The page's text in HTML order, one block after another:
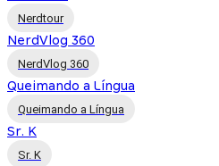
Nerdtour
NerdVlog 360
NerdVlog 360
Queimando a Língua
Queimando a Língua
Sr. K
Sr. K